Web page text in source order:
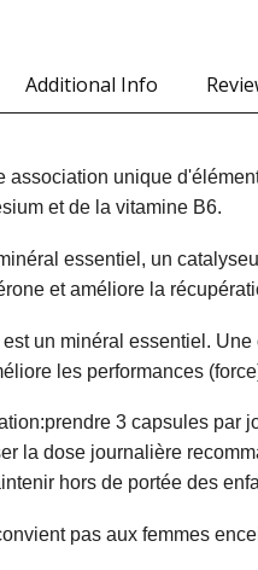
Additional Info
association unique
et de la vitamine B6.
essentiel, un
et améliore la
est un minéral essentiel.
les performances
3 capsules par
la dose journalière
hors de portée des
pas aux femmes